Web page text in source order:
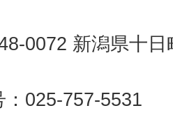
0072 新潟県十
025-757-5531